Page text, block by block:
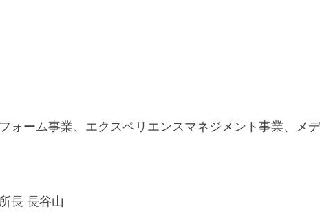
ォーム事業、エクスペリエンスマネジメント事業、メ
長 長谷山